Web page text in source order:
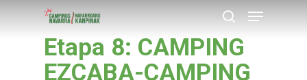
Menu
Etapa 8: CAMPING
EZCABA-CAMPING